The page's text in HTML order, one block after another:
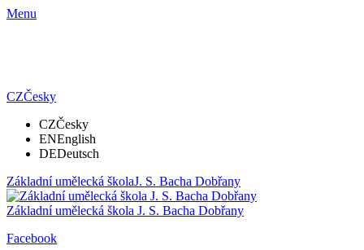
Menu
CZČesky
CZČesky
ENEnglish
DEDeutsch
Základní umělecká školaJ. S. Bacha Dobřany
Základní umělecká škola J. S. Bacha Dobřany
Facebook